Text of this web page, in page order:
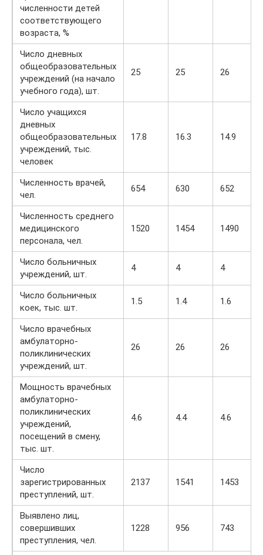
численности детей
соответствующего
возраста, %
Число дневных
общеобразовательных
учреждений (на начало
учебного года), шт.
25 25 26
Число учащихся
дневных
общеобразовательных
учреждений, тыс.
человек
17.8 16.3 14.9
Численность врачей,
чел.
654 630 652
Численность среднего
медицинского
персонала, чел.
1520 1454 1490
Число больничных
учреждений, шт.
4 4 4
Число больничных
коек, тыс. шт.
1.5 1.4 1.6
Число врачебных
амбулаторно-
поликлинических
учреждений, шт.
26 26 26
Мощность врачебных
амбулаторно-
поликлинических
учреждений,
посещений в смену,
тыс. шт.
4.6 4.4 4.6
Число
зарегистрированных
преступлений, шт.
2137 1541 1453
Выявлено лиц,
совершивших
преступления, чел.
1228 956 743